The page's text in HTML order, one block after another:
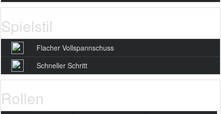
Spielstil
Flacher Vollspannschuss
Schneller Schritt
Rollen